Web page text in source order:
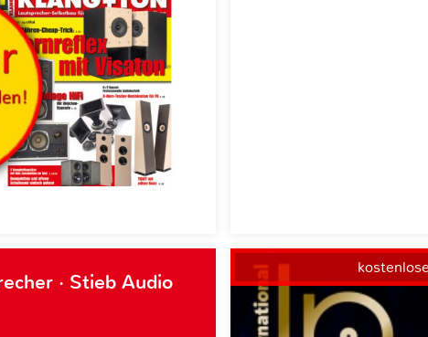
· Stieb Audio